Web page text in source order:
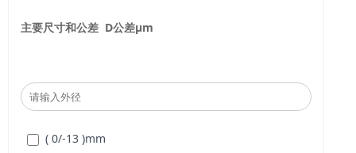
主要尺寸和公差 D公差μm
( 0/-13 )mm